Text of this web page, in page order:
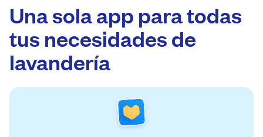
Una sola app para todas
tus necesidades de
lavandería